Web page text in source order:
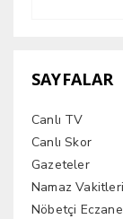
SAYFALAR
Canlı TV
Canlı Skor
Gazeteler
Namaz Vakitleri
Nöbetçi